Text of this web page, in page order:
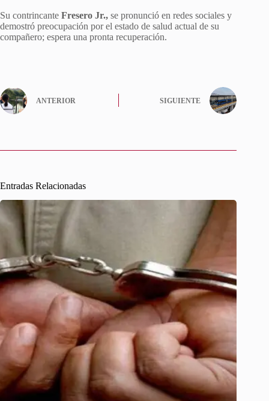
Su contrincante Fresero Jr., se pronunció en redes sociales y
demostró preocupación por el estado de salud actual de su
compañero; espera una pronta recuperación.
ANTERIOR SIGUIENTE
Entradas Relacionadas